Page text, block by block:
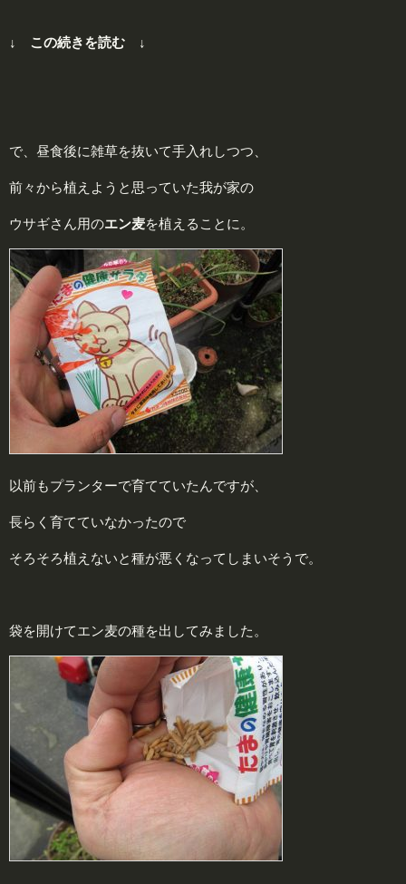
↓ この続きを読む ↓
で、昼食後に雑草を抜いて手入れしつつ、
前々から植えようと思っていた我が家の
ウサギさん用のエン麦を植えることに。
以前もプランターで育てていたんですが、
長らく育てていなかったので
そろそろ植えないと種が悪くなってしまいそうで。
袋を開けてエン麦の種を出してみました。